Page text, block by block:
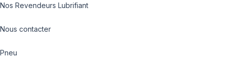
Nos Revendeurs Lubrifiant
Nous contacter
Pneu